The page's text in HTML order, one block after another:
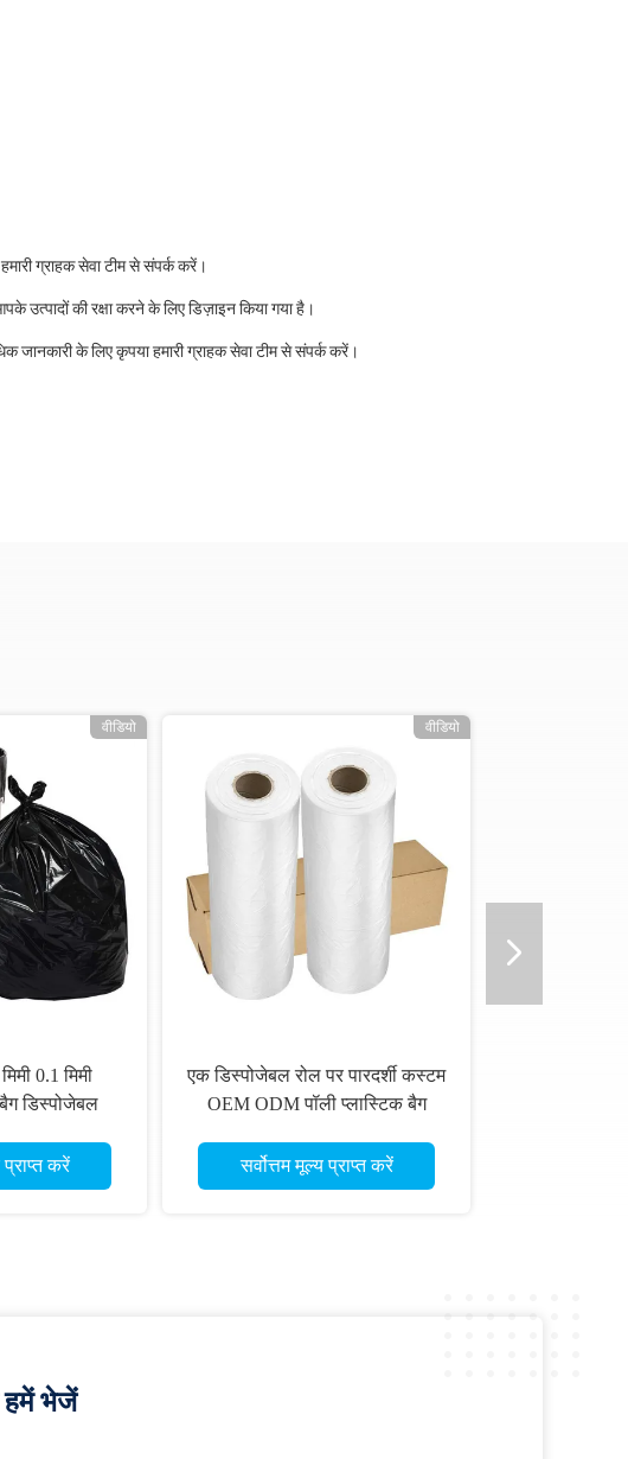
ग्राहक सेवा टीम से संपर्क करें।
उत्पादों की रक्षा करने के लिए डिज़ाइन किया गया है।
के लिए कृपया हमारी ग्राहक सेवा टीम से संपर्क करें।
वीडियो
0.1 मिमी
डिस्पोजेबल
प्राप्त करें
वीडियो
एक डिस्पोजेबल रोल पर पारदर्शी कस्टम
OEM ODM पॉली प्लास्टिक बैग
सर्वोत्तम मूल्य प्राप्त करें
हमें भेजें